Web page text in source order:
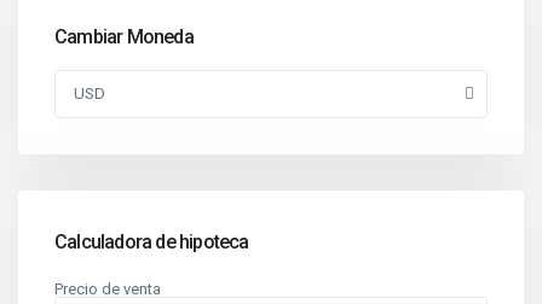
Cambiar Moneda
USD
Calculadora de hipoteca
Precio de venta